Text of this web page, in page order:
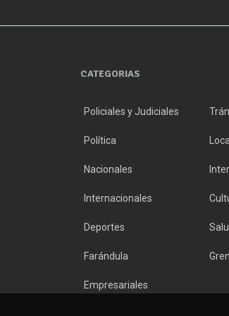
CATEGORIAS
Policiales y Judiciales
Política
Nacionales
Internacionales
Deportes
Farándula
Empresariales